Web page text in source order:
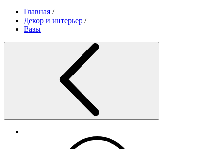
Главная /
Декор и интерьер /
Вазы